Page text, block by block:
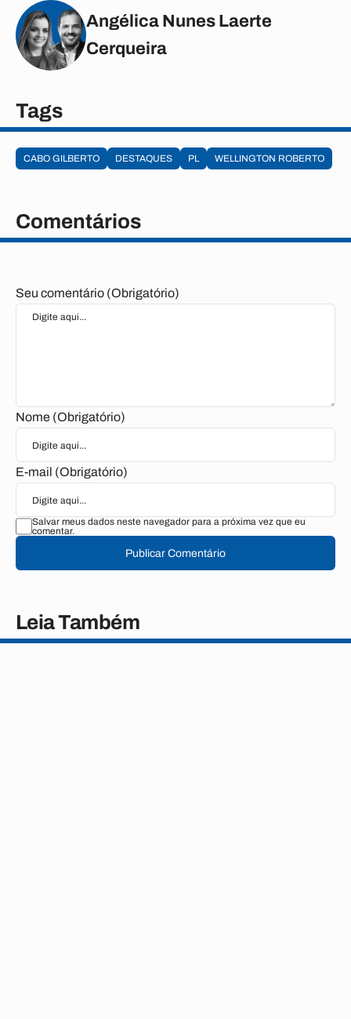
Angélica Nunes Laerte
Cerqueira
Tags
CABO GILBERTO DESTAQUES PL WELLINGTON ROBERTO
Comentários
Seu comentário (Obrigatório)
Nome (Obrigatório)
E-mail (Obrigatório)
Salvar meus dados neste navegador para a próxima vez que eu
comentar.
Publicar Comentário
Leia Também